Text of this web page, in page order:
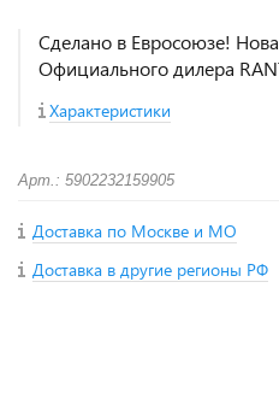
Сделано в Евросоюзе!
Официального дилера
Характеристики
Арт.: 5902232159905
Доставка по Москве и МО
Доставка в другие регионы РФ